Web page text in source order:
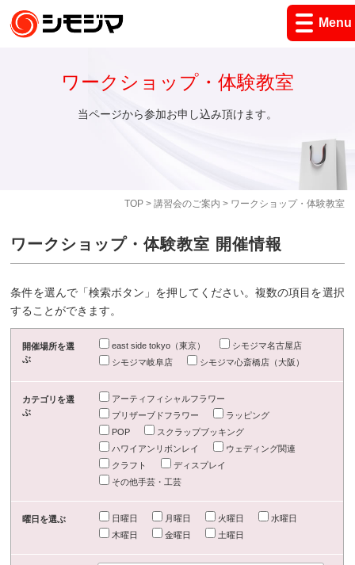
Menu
TOP> 講習会のご案内 > ワークショップ・体験教室
ワークショップ・体験教室
当ページから参加お申し込み頂けます。
ワークショップ・体験教室 開催情報
条件を選んで「検索ボタン」を押してください。複数の項目を選択
することができます。
開催場所を選
ぶ
east side tokyo（東京）
シモジマ名古屋店
シモジマ岐阜店
シモジマ心斎橋店（大阪）
カテゴリを選
ぶ
アーティフィシャルフラワー
プリザーブドフラワー
ラッピング
POP
スクラップブッキング
ハワイアンリボンレイ
ウェディング関連
クラフト
ディスプレイ
その他手芸・工芸
曜日を選ぶ 日曜日 月曜日 火曜日
水曜日
木曜日
金曜日 土曜日